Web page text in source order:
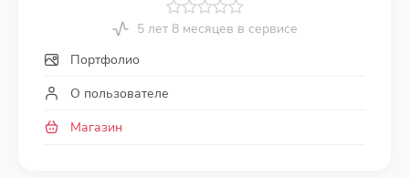
5 лет 8 месяцев в сервисе
Портфолио
О пользователе
Магазин